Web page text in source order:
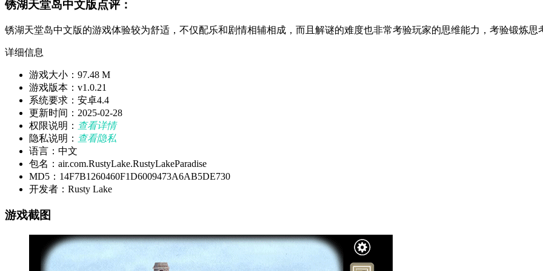
锈湖天堂岛中文版点评：
锈湖天堂岛中文版的游戏体验较为舒适，不仅配乐和剧情相辅相成，而且解谜的难度也非常考验玩家的思维能力，考验锻炼思
详细信息
游戏大小：97.48 M
游戏版本：v1.0.21
系统要求：安卓4.4
更新时间：2025-02-28
权限说明： 查看详情
隐私说明： 查看隐私
语言：中文
包名：air.com.RustyLake.RustyLakeParadise
MD5：14F7B1260460F1D6009473A6AB5DE730
开发者：Rusty Lake
游戏截图